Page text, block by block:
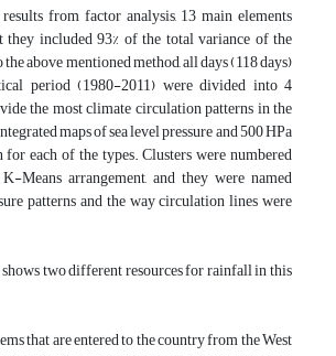
from factor analysis, 13 main elements
they included 93% of the total variance of the
above mentioned method, all days (118 days)
period (1980-2011) were divided into 4
the most climate circulation patterns in the
maps of sea level pressure and 500 HPa
each of the types. Clusters were numbered
Means arrangement, and they were named
patterns and the way circulation lines were
two different resources for rainfall in this
that are entered to the country from the West